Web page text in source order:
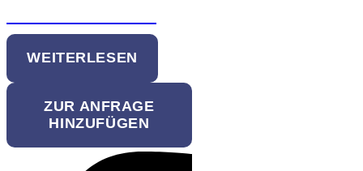
WEITERLESEN
ZUR ANFRAGE
HINZUFÜGEN